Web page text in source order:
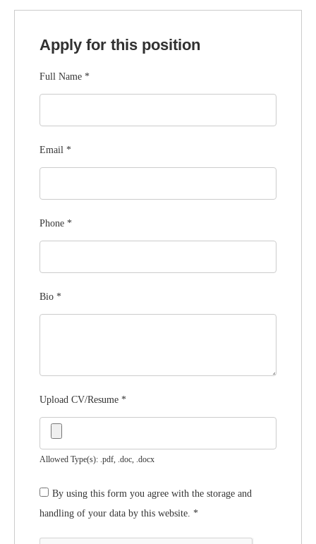
Apply for this position
Full Name *
Email *
Phone *
Bio *
Upload CV/Resume *
Allowed Type(s): .pdf, .doc, .docx
By using this form you agree with the storage and
handling of your data by this website. *